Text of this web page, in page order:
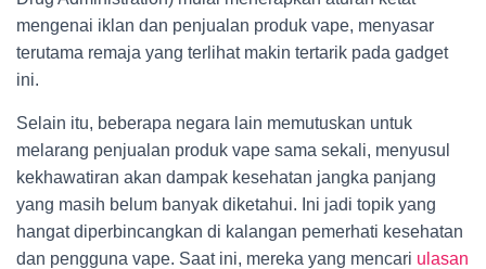
mengenai iklan dan penjualan produk vape, menyasar
terutama remaja yang terlihat makin tertarik pada gadget
ini.
Selain itu, beberapa negara lain memutuskan untuk
melarang penjualan produk vape sama sekali, menyusul
kekhawatiran akan dampak kesehatan jangka panjang
yang masih belum banyak diketahui. Ini jadi topik yang
hangat diperbincangkan di kalangan pemerhati kesehatan
dan pengguna vape. Saat ini, mereka yang mencari ulasan